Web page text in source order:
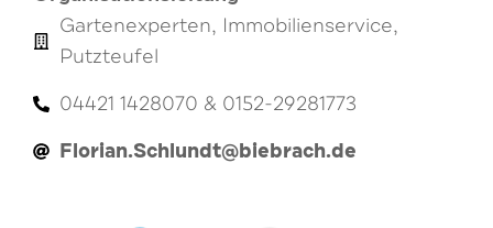
Gartenexperten, Immobilienservice,
Putzteufel
04421 1428070 & 0152-29281773
Florian.Schlundt@biebrach.de